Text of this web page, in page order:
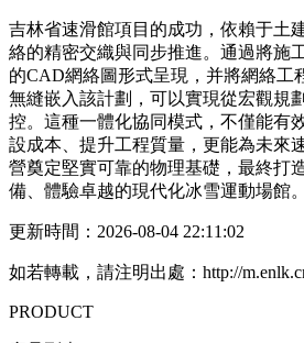
吉林省速滑館項目的成功，依賴于土
絡的精密交織與同步推進。通過將施
的CAD網絡圖形式呈現，并將網絡工
無縫嵌入該計劃，可以實現從宏觀規
控。這種一體化協同模式，不僅能有
設成本、提升工程質量，更能為未來
營奠定堅實可靠的物理基礎，最終打
備、體驗卓越的現代化冰雪運動場館。
更新時間：2026-08-04 22:11:02
如若轉載，請注明出處：http://
PRODUCT